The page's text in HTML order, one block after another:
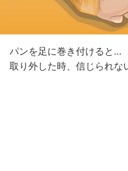
パンを足に巻き付けると…
取り外した時、信じられな